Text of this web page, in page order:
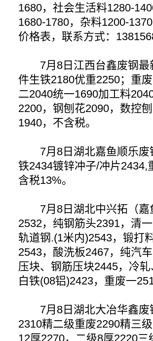
1680，社会生活料1280-
1680-1780，杂料1200-
价格表，联系方式：
7月8日江西台鑫废钢最
件生铁2180优重2250；重
二2040统一1690加工料
2200，钢刨花2090，数控
1940，不含税。
7月8日湖北嘉鱼顺乐废
铁2434镀锌冲子/冲片
含税13%。
7月8日湖北中兴拓（嘉
2532，纯钢筋头2391，清
轨道钢.(1米内)2543，锻打
2543，酸洗板2467，纯汽
压块、钢筋压块2445，冷
白铁(08铝)2423，重废一
7月8日湖北大冶华鑫废
2310精二级重废2290精三
12厚2270，二级8厚2220